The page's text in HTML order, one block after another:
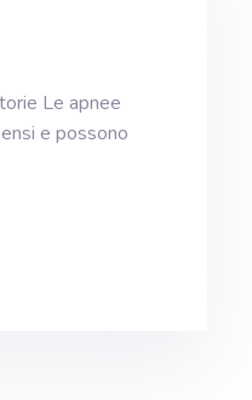
Le apnee
e possono